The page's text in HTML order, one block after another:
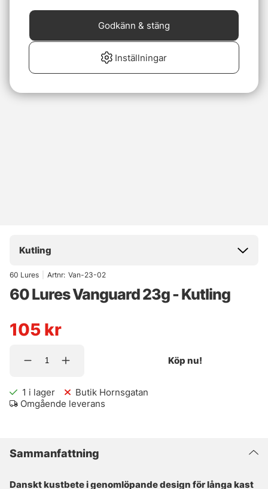
Kutling
60 Lures Artnr: Van-23-02
60 Lures Vanguard 23g - Kutling
105 kr
Köp nu!
1 i lager
Butik Hornsgatan
Omgående leverans
Sammanfattning
Danskt kustbete i genomlöpande design för långa kast
Inställningar
Godkänn & stäng